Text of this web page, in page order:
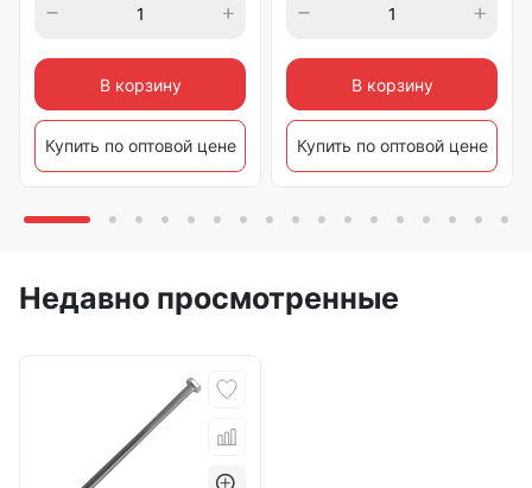
В корзину
Купить по оптовой цене
В корзину
Купить по оптовой цене
Недавно просмотренные